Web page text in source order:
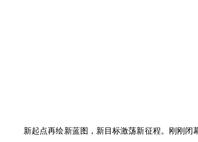
新起点再绘新蓝图，新目标激荡新征程。刚刚